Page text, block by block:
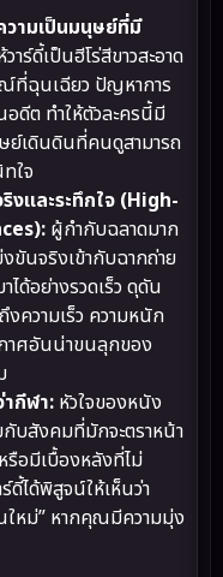
ามเป็นมนุษย์ที่มี
าร์ดี้เป็นฮีโร่สีขาวสะอาด
ที่ฉุนเฉียว ปัญหาการ
อดีต ทำให้ตัวละครนี้มี
ย์เดินดินที่คนดูสามารถ
ใจ
และระทึกใจ (High-
ผู้กำกับฉลาดมาก
ขันจริงเข้ากับฉากถ่าย
ด้อย่างรวดเร็ว ดุดัน
ความเร็ว ความหนัก
าศอันน่าขนลุกของ
กีฬา: หัวใจของหนัง
บสังคมที่มักจะตราหน้า
รือมีเบื้องหลังที่ไม่
ได้พิสูจน์ให้เห็นว่า
ใหม่” หากคุณมีความมุ่ง